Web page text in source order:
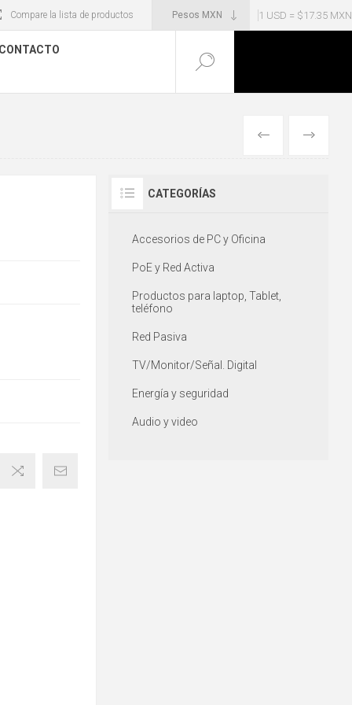
1 USD = $17.35 MXN
Compare la lista de productos
ANTERIOR
CATEGORÍAS
Accesorios de PC y Oficina
PoE y Red Activa
Productos para laptop, Tablet,
teléfono
Red Pasiva
TV/Monitor/Señal. Digital
Energía y seguridad
Audio y video